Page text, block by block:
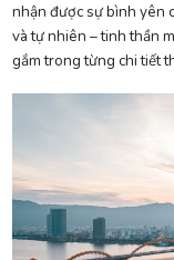
nhận được sự bình yên
và tự nhiên – tinh thần
gắm trong từng chi tiết